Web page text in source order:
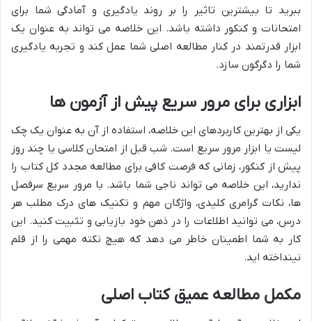
ببرید تا بیشترین تاثیر را بر روند یادگیری و آمادگی شما برای
امتحانات و کنکور داشته باشد. این خلاصه می تواند به عنوان یک
ابزار قدرتمند در کنار مطالعه اصلی شما عمل کند و تجربه یادگیری
شما را دگرگون سازد.
ابزاری برای مرور سریع پیش از آزمون ها
یکی از بهترین کاربردهای این خلاصه، استفاده از آن به عنوان یک چک
لیست یا ابزار مرور سریع است. شب قبل از امتحان کلاسی یا چند روز
پیش از کنکور، زمانی که فرصت کافی برای مطالعه مجدد کل کتاب را
ندارید، این خلاصه می تواند ناجی شما باشد. با مرور سریع سرفصل
ها، نکات گرامری کلیدی، واژگان مهم و تکنیک های درک مطلب هر
درس، می توانید اطلاعات را در ذهن خود بازیابی و تثبیت کنید. این
کار به شما اطمینان خاطر می دهد که هیچ نکته مهمی را از قلم
نینداخته اید.
مکمل مطالعه عمیق کتاب اصلی